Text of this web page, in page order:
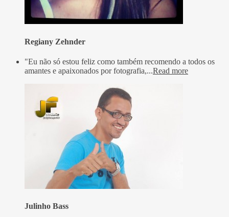
Regiany Zehnder
"Eu não só estou feliz como também recomendo a todos os
amantes e apaixonados por fotografia,...Read more
Julinho Bass